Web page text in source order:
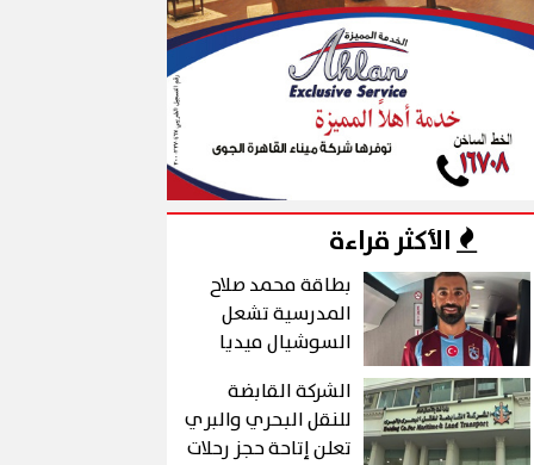
الأكثر قراءة
بطاقة محمد صلاح
المدرسية تشعل
السوشيال ميديا
الشركة القابضة
للنقل البحري والبري
تعلن إتاحة حجز رحلات